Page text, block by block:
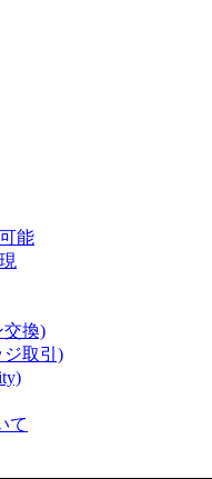
能
交換)
ジ取引)
て